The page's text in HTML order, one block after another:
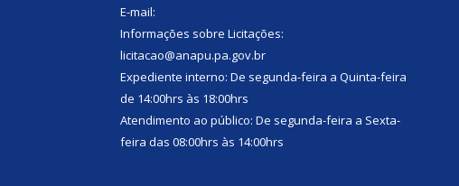
E-mail:
Informações sobre Licitações:
licitacao@anapu.pa.gov.br
Expediente interno: De segunda-feira a Quinta-feira
de 14:00hrs às 18:00hrs
Atendimento ao público: De segunda-feira a Sexta-
feira das 08:00hrs às 14:00hrs